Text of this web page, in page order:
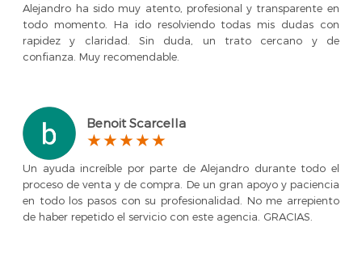
Alejandro ha sido muy atento, profesional y transparente en
todo momento. Ha ido resolviendo todas mis dudas con
rapidez y claridad. Sin duda, un trato cercano y de
confianza. Muy recomendable.
Benoit Scarcella
Un ayuda increíble por parte de Alejandro durante todo el
proceso de venta y de compra. De un gran apoyo y paciencia
en todo los pasos con su profesionalidad. No me arrepiento
de haber repetido el servicio con este agencia. GRACIAS.